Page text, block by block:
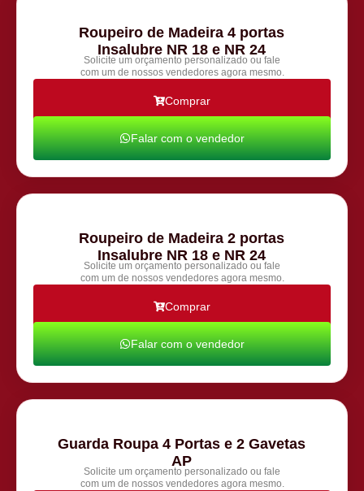
Roupeiro de Madeira 4 portas
Insalubre NR 18 e NR 24
Solicite um orçamento personalizado ou fale
com um de nossos vendedores agora mesmo.
Comprar
Falar com o vendedor
Roupeiro de Madeira 2 portas
Insalubre NR 18 e NR 24
Solicite um orçamento personalizado ou fale
com um de nossos vendedores agora mesmo.
Comprar
Falar com o vendedor
Guarda Roupa 4 Portas e 2 Gavetas
AP
Solicite um orçamento personalizado ou fale
com um de nossos vendedores agora mesmo.